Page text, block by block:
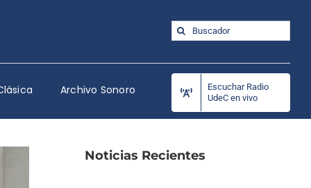
Buscar:
Archivo Sonoro
Escuchar Radio
UdeC en vivo
Noticias Recientes